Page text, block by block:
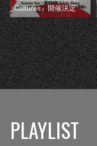
Cultures』開催決定
PLAYLIST